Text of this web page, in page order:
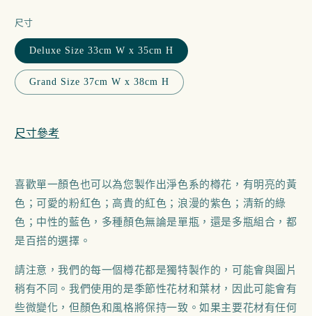
多
媒
體
檔
案
1
尺寸
Deluxe Size 33cm W x 35cm H
Grand Size 37cm W x 38cm H
尺寸參考
喜歡單一顏色也可以為您製作出淨色系的樽花，有明亮的黃
色；可愛的粉紅色；高貴的紅色；浪漫的紫色；清新的綠
色；中性的藍色，多種顏色無論是單瓶，還是多瓶組合，都
是百搭的選擇。
請注意，我們的每一個樽花都是獨特製作的，可能會與圖片
稍有不同。我們使用的是季節性花材和葉材，因此可能會有
些微變化，但顏色和風格將保持一致。如果主要花材有任何